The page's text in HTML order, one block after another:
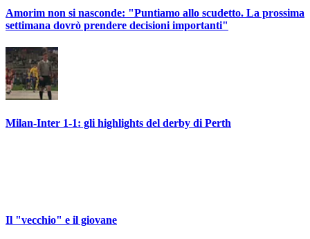
Amorim non si nasconde: "Puntiamo allo scudetto. La prossima
settimana dovrò prendere decisioni importanti"
Milan-Inter 1-1: gli highlights del derby di Perth
Il "vecchio" e il giovane